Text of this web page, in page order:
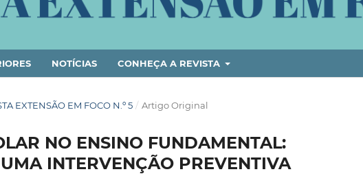
NOTÍCIAS CONHEÇA A REVISTA
EXTENSÃO EM FOCO N.º 5 / Artigo Original
NO ENSINO FUNDAMENTAL:
INTERVENÇÃO PREVENTIVA